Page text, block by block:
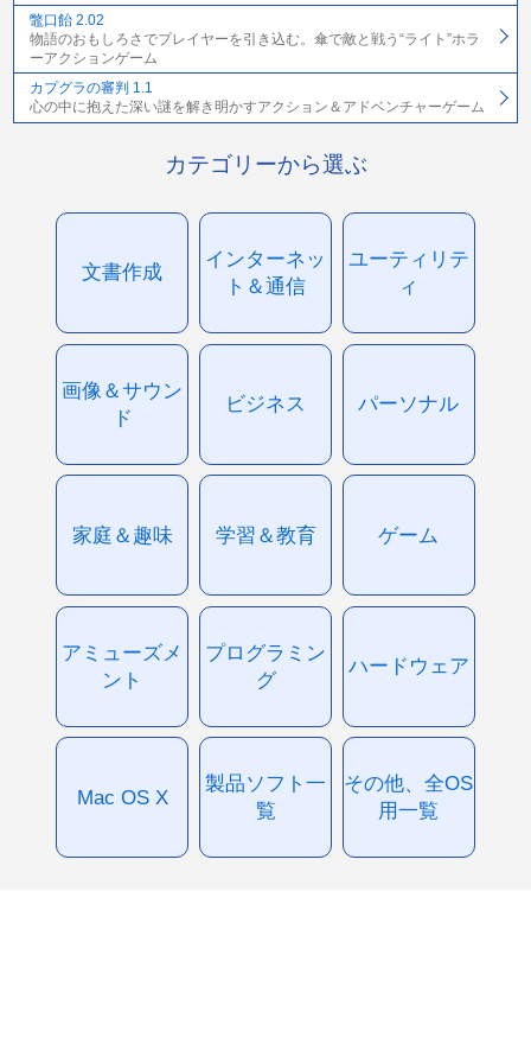
鼈口飴 2.02
物語のおもしろさでプレイヤーを引き込む。傘で敵と戦う“ライト”ホラ
ーアクションゲーム
カプグラの審判 1.1
心の中に抱えた深い謎を解き明かすアクション＆アドベンチャーゲーム
カテゴリーから選ぶ
文書作成
インターネッ
ト＆通信
ユーティリテ
ィ
画像＆サウン
ド
ビジネス パーソナル
家庭＆趣味 学習＆教育 ゲーム
アミューズメ
ント
プログラミン
グ
ハードウェア
Mac OS X
製品ソフト一
覧
その他、全OS
用一覧